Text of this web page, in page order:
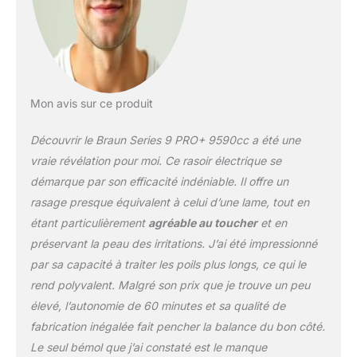
libérant les poils Rase de
plus près en moins de
passages* : la meilleure
assurant un confort
barbes longues. *
comparé à un rasage
avec le Series 9 PRO+
uniquement Conçu pour
Series 9 PRO+ est 100 %
fabriqué en Allemagne et
100 % étanche.
Puissante batterie Li-Ion
mouillée ou sèche Pour
Mon avis sur ce produit
Découvrir le Braun Series 9 PRO+ 9590cc a été une
vraie révélation pour moi. Ce rasoir électrique se
démarque par son efficacité indéniable. Il offre un
rasage presque équivalent à celui d’une lame, tout en
étant particulièrement agréable au toucheret en
préservant la peau des irritations. J’ai été impressionné
par sa capacité à traiter les poils plus longs, ce qui le
rend polyvalent. Malgré son prix que je trouve un peu
élevé, l’autonomie de 60 minutes et sa qualité de
fabrication inégalée fait pencher la balance du bon côté.
Le seul bémol que j’ai constaté est le manque